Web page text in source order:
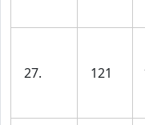
27. 121